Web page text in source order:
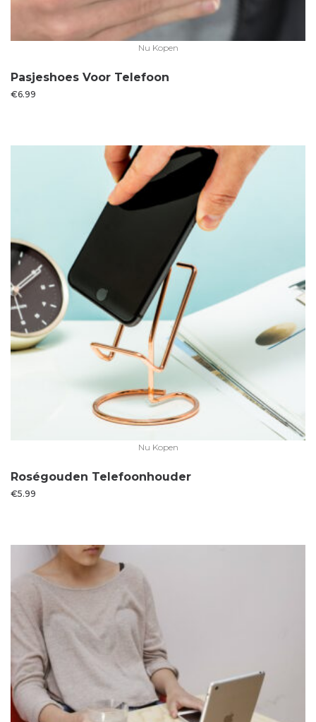
Nu Kopen
Pasjeshoes Voor Telefoon
€6.99
Nu Kopen
Roségouden Telefoonhouder
€5.99